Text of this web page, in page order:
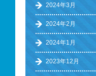
2024年3月
2024年2月
2024年1月
2023年12月